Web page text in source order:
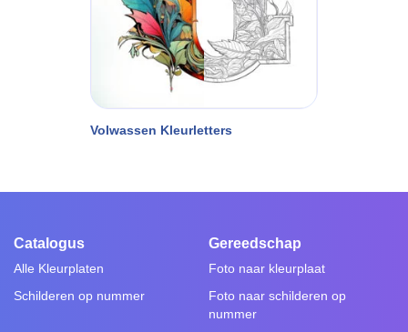
Volwassen Kleurletters
Catalogus
Alle Kleurplaten
Schilderen op nummer
Gereedschap
Foto naar kleurplaat
Foto naar schilderen op
nummer